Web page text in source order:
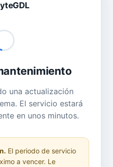
una actualización
El servicio estará
en unos minutos.
El periodo de servicio
a vencer. Le